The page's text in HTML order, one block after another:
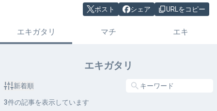
ポスト シェア URLをコピー
エキガタリ マチ エキ
エキガタリ
新着順
3件の記事を表示しています